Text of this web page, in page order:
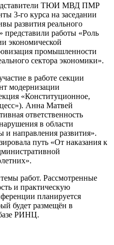
ТЮИ МВД ПМР
3-го курса на заседании
развития реального
представили работы «Роль
экономической
промышленности
сектора экономики».
в работе секции
модернизации
«Конституционное,
Анна Матвей
ответственность
в области
направления развития».
путь «От наказания к
работ. Рассмотренные
и практическую
планируется
будет размещён в
РИНЦ.